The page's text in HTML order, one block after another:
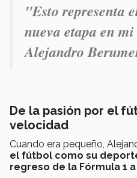
"Esto representa
nueva etapa en
Alejandro
De la pasión por el
velocidad
Cuando era pequeño,
el fútbol como su
regreso de la Fórmula 1